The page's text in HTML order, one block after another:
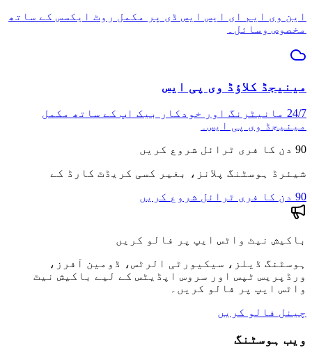
این وی ایم ای ایس ایس ڈی پر مکمل روٹ ایکسس کے ساتھ
مخصوص وسائل۔
مینیجڈ کلاؤڈ وی پی ایس
24/7 مانیٹرنگ اور خودکار بیک اپ کے ساتھ مکمل
مینیجڈ وی پی ایس۔
90 دن کا فری ٹرائل شروع کریں
شیئرڈ ہوسٹنگ پلانز، بغیر کسی کریڈٹ کارڈ کے
90 دن کا فری ٹرائل شروع کریں
باکیش نیٹ واٹس ایپ پر فالو کریں
ہوسٹنگ ڈیلز، سیکیورٹی الرٹس، ڈومین آفرز،
ورڈپریس ٹپس اور سروس اپڈیٹس کے لیے باکیش نیٹ
واٹس ایپ پر فالو کریں۔
چینل فالو کریں
ویب ہوسٹنگ